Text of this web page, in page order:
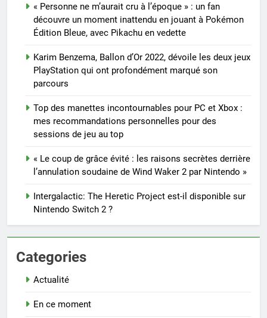
« Personne ne m’aurait cru à l’époque » : un fan
découvre un moment inattendu en jouant à Pokémon
Édition Bleue, avec Pikachu en vedette
Karim Benzema, Ballon d’Or 2022, dévoile les deux jeux
PlayStation qui ont profondément marqué son
parcours
Top des manettes incontournables pour PC et Xbox :
mes recommandations personnelles pour des
sessions de jeu au top
« Le coup de grâce évité : les raisons secrètes derrière
l’annulation soudaine de Wind Waker 2 par Nintendo »
Intergalactic: The Heretic Project est-il disponible sur
Nintendo Switch 2 ?
Categories
Actualité
En ce moment